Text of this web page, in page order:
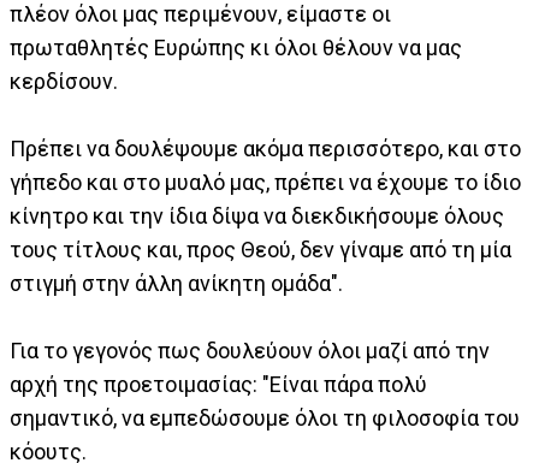
πλέον όλοι μας περιμένουν, είμαστε οι
πρωταθλητές Ευρώπης κι όλοι θέλουν να μας
κερδίσουν.
Πρέπει να δουλέψουμε ακόμα περισσότερο, και στο
γήπεδο και στο μυαλό μας, πρέπει να έχουμε το ίδιο
κίνητρο και την ίδια δίψα να διεκδικήσουμε όλους
τους τίτλους και, προς Θεού, δεν γίναμε από τη μία
στιγμή στην άλλη ανίκητη ομάδα".
Για το γεγονός πως δουλεύουν όλοι μαζί από την
αρχή της προετοιμασίας: "Είναι πάρα πολύ
σημαντικό, να εμπεδώσουμε όλοι τη φιλοσοφία του
κόουτς.